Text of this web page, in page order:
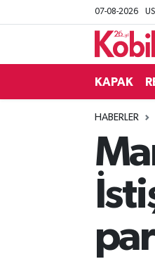
07-08-2026
KAPAK
HABERLER
BİLİŞİM PANO
HABERLER